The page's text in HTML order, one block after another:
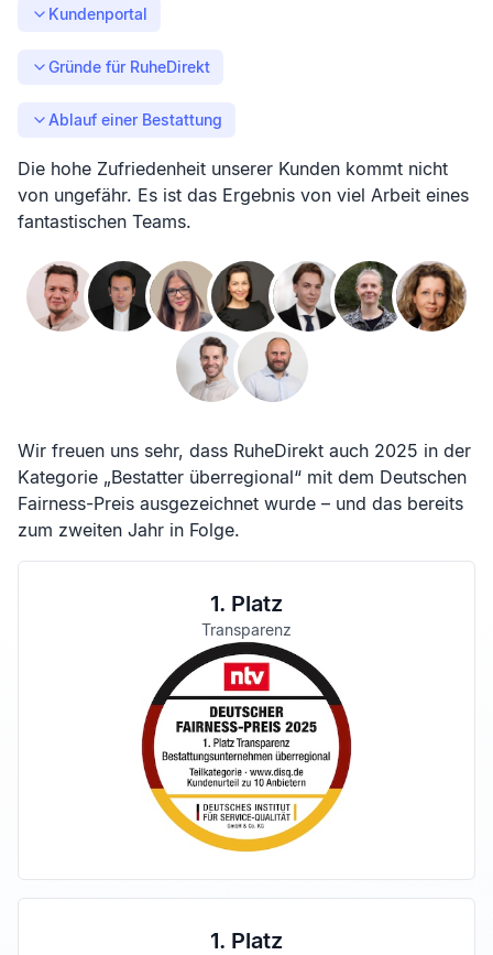
Kundenportal
Gründe für RuheDirekt
Ablauf einer Bestattung
Die hohe Zufriedenheit unserer Kunden kommt nicht
von ungefähr. Es ist das Ergebnis von viel Arbeit eines
fantastischen Teams.
Wir freuen uns sehr, dass RuheDirekt auch 2025 in der
Kategorie „Bestatter überregional“ mit dem Deutschen
Fairness-Preis ausgezeichnet wurde – und das bereits
zum zweiten Jahr in Folge.
1. Platz
Transparenz
1. Platz